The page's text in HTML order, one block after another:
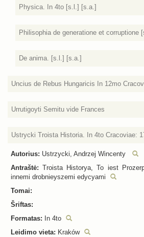
Physica. In 4to [s.l.] [s.a.]
Philisophia de generatione et corruptione
De anima. [s.l.] [s.a.]
Uncius de Rebus Hungaricis In 12mo
Urrutigoyti Semitu vide Frances
Ustrycki Troista Historia. In 4to Cracoviae:
Autorius: Ustrzycki, Andrzej Wincenty
Antraštė: Troista Historya, To iest
innemi drobnieyszemi edycyami
Tomai:
Šriftas:
Formatas: In 4to
Leidimo vieta: Kraków